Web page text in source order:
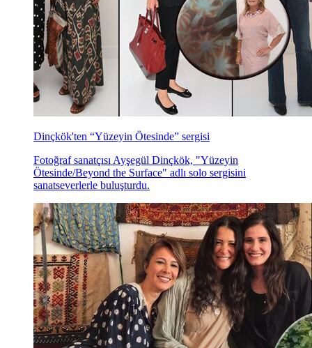
Dinçkök'ten “Yüzeyin Ötesinde” sergisi
Fotoğraf sanatçısı Ayşegül Dinçkök, "Yüzeyin
Ötesinde/Beyond the Surface" adlı solo sergisini
sanatseverlerle buluşturdu.